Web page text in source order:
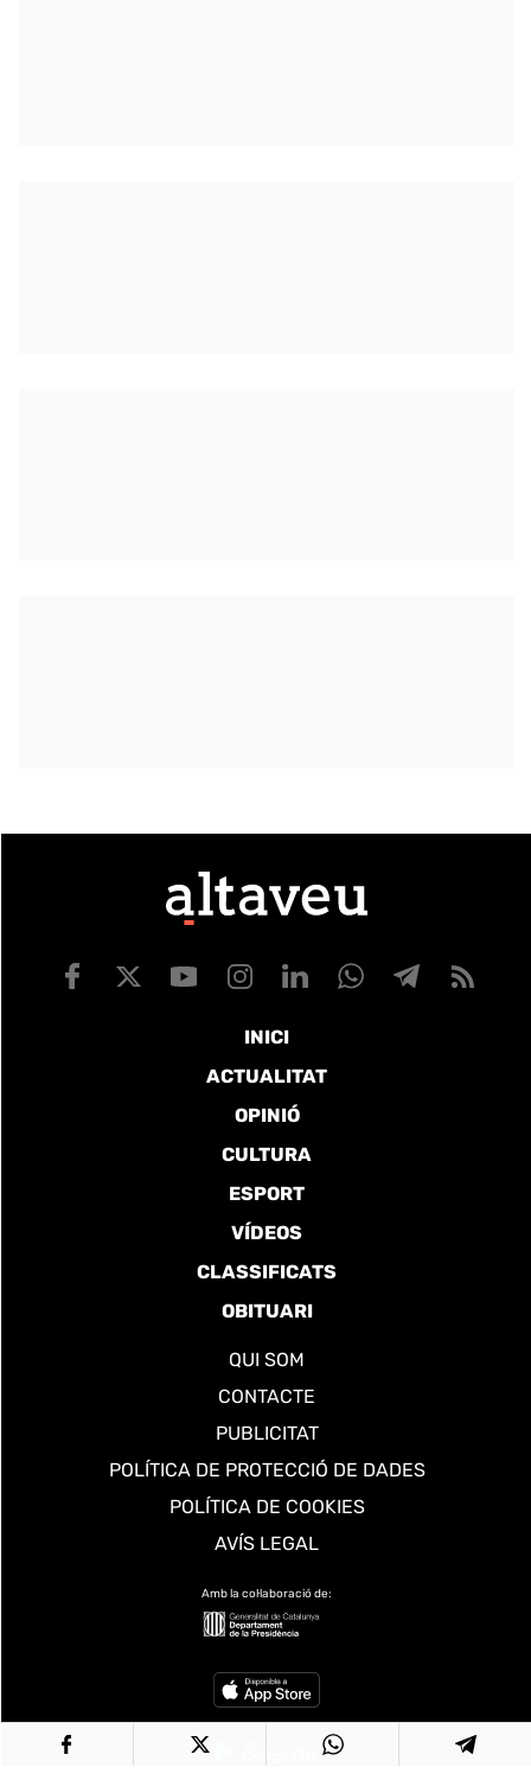
INICI
ACTUALITAT
OPINIÓ
CULTURA
ESPORT
VÍDEOS
CLASSIFICATS
OBITUARI
QUI SOM
CONTACTE
PUBLICITAT
POLÍTICA DE PROTECCIÓ DE DADES
POLÍTICA DE COOKIES
AVÍS LEGAL
Amb la col·laboració de: